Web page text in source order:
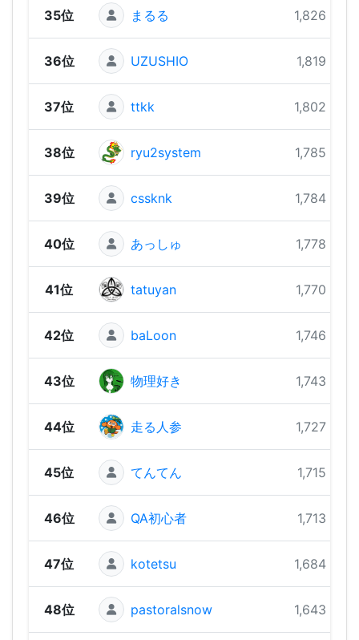
35位 まるる 1,826 pts
36位 UZUSHIO 1,819 pts
37位 ttkk 1,802 pts
38位 ryu2system 1,785 pts
39位 cssknk 1,784 pts
40位 あっしゅ 1,778 pts
41位 tatuyan 1,770 pts
42位 baLoon 1,746 pts
43位 物理好き 1,743 pts
44位 走る人参 1,727 pts
45位 てんてん 1,715 pts
46位 QA初心者 1,713 pts
47位 kotetsu 1,684 pts
48位 pastoralsnow 1,643 pts